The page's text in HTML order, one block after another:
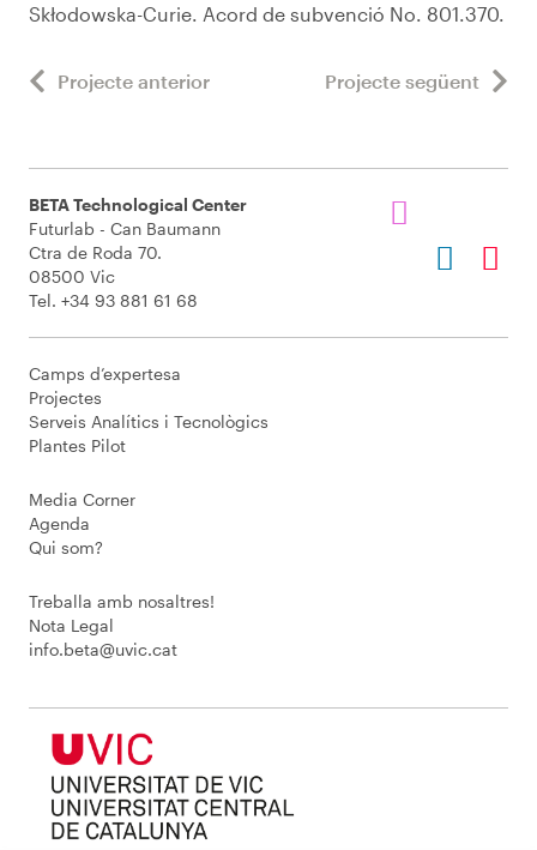
Skłodowska-Curie. Acord de subvenció No. 801.370.
Projecte anterior Projecte següent
BETA Technological Center
Futurlab - Can Baumann
Ctra de Roda 70.
08500 Vic
Tel. +34 93 881 61 68
Camps d’expertesa
Projectes
Serveis Analítics i Tecnològics
Plantes Pilot
Media Corner
Agenda
Qui som?
Treballa amb nosaltres!
Nota Legal
info.beta@uvic.cat